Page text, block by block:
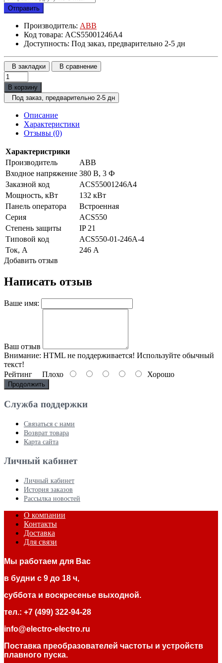
Отправить
Производитель: ABB
Код товара: ACS55001246A4
Доступность: Под заказ, предварительно 2-5 дн
В закладки В сравнение
В корзину
Под заказ, предварительно 2-5 дн
Описание
Характеристики
Отзывы (0)
Характеристрики
Производитель
ABB
Входное напряжение 380 В, 3 Ф
Заказной код
ACS55001246A4
Мощность, кВт
132 кВт
Панель оператора
Встроенная
Серия
ACS550
Степень защиты
IP 21
Типовой код
ACS550-01-246A-4
Ток, А
246 А
Добавить отзыв
Написать отзыв
Ваше имя:
Ваш отзыв
Внимание: HTML не поддерживается! Используйте обычный
текст!
Рейтинг Плохо Хорошо
Продолжить
Служба поддержки
Связаться с нами
Возврат товара
Карта сайта
Личный кабинет
Личный кабинет
История заказов
Рассылка новостей
О компании
Контакты
Доставка
Для связи
Мы работаем для Вас
в будни с 9 до 18 ч,
суббота и воскресенье выходной.
тел.: +7 (499) 322-94-28
info@electro-electro.ru
Поставка преобразователей частоты и устройств
плавного пуска.